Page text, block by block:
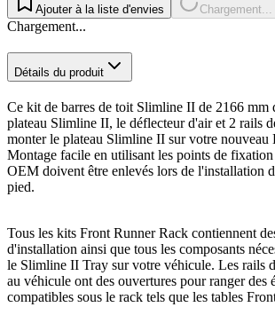
Ajouter à la liste d'envies Chargement...
Chargement...
Détails du produit
Ce kit de barres de toit Slimline II de 2166 mm
plateau Slimline II, le déflecteur d'air et 2 rails
monter le plateau Slimline II sur votre nouveau
Montage facile en utilisant les points de
OEM doivent être enlevés lors de l'installation
pied.
Tous les kits Front Runner Rack contiennent
d'installation ainsi que tous les composants
le Slimline II Tray sur votre véhicule. Les rails
au véhicule ont des ouvertures pour ranger des
compatibles sous le rack tels que les tables